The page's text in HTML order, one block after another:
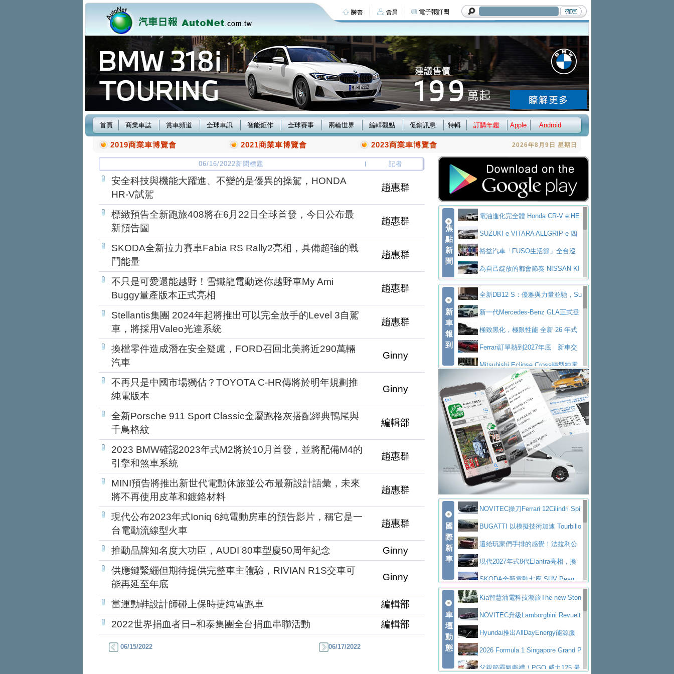
首頁 商業車誌 賞車頻道 全球車訊 智能鉅作 全球賽事 兩輪世界 編輯觀點 促銷訊息 特輯 訂購年鑑 Apple Android
2019商業車博覽會 2021商業車博覽會 2023商業車博覽會 2026年8月9日 星期日
06/16/2022新聞標題 記者
安全科技與機能大躍進、不變的是優異的操駕，HONDA
HR-V試駕
趙惠群
標緻預告全新跑旅408將在6月22日全球首發，今日公布最
新預告圖
趙惠群
SKODA全新拉力賽車Fabia RS Rally2亮相，具備超強的戰
鬥能量
趙惠群
不只是可愛還能越野！雪鐵龍電動迷你越野車My Ami
Buggy量產版本正式亮相
趙惠群
Stellantis集團 2024年起將推出可以完全放手的Level 3自駕
車，將採用Valeo光達系統
趙惠群
換檔零件造成潛在安全疑慮，FORD召回北美將近290萬輛
汽車
Ginny
不再只是中國市場獨佔？TOYOTA C-HR傳將於明年規劃推
純電版本
Ginny
全新Porsche 911 Sport Classic金屬跑格灰搭配經典鴨尾與
千鳥格紋
編輯部
2023 BMW確認2023年式M2將於10月首發，並將配備M4的
引擎和煞車系統
趙惠群
MINI預告將推出新世代電動休旅並公布最新設計語彙，未來
將不再使用皮革和鍍鉻材料
趙惠群
現代公布2023年式Ioniq 6純電動房車的預告影片，稱它是一
台電動流線型火車
趙惠群
推動品牌知名度大功臣，AUDI 80車型慶50周年紀念
Ginny
供應鏈緊繃但期待提供完整車主體驗，RIVIAN R1S交車可
能再延至年底
Ginny
當運動鞋設計師碰上保時捷純電跑車
編輯部
2022世界捐血者日–和泰集團全台捐血串聯活動
編輯部
06/15/2022 06/17/2022
焦
點
新
聞
電油進化完全體 Honda CR-V e:HE
V PrestigeSUZUKI e VITARA ALLGRIP-e 四
驅精神的純電新詮釋
裕益汽車「FUSO生活節」全台巡
迴 結合生活體驗、交通安全與購車優惠
為自己綻放的都會節奏 NISSAN KI
CKS SAKURA為品味獨具層峰買家打造的頂級座
駕，MAZDA CX-90 33T AWD Premium Ca
ptain Seat
EV
技的座駕! Ford Territory中型油電休旅
SO Super Great今日在台登場，結合先進安
ntis四品牌經銷權，全新多品牌旗艦展示中
心開幕啟用
屏東特搜大隊再添新利器 SITRAK
救助器材車買氣不衰、SUZUKI經銷商勇於開啟
全新大店，新北都鈴木占地500坪土城旗艦
展示中心開幕
2025第七屆ISUZU運轉職人挑戰賽
熱血登場 展現極致車技與專業職人精神
H2GP世界總決賽圓滿落幕 台灣團
隊表現精彩淨零減碳指標性應用 純電動水泥預
拌車 消防車除了滅火裝備還需要什麼？
一探SITRAK “準” 消防車的究竟
大益金龍初試啼聲，汽柴油5噸貨車
不是對手正宗年鑑2025年全球自動車年鑑1月
下旬問世！2024第六屆ISUZU運轉職人挑戰賽
首度前進南台灣熱烈開戰
豪華電能休旅新星 Audi Q4 Sportba
ck 55 e-tron S lineScania Taiwan 逆風而行，加深力
道投資布局
新
車
報
到
全新DB12 S：優雅與力量並馳，Su
per Tourer的顛峰之作
新一代Mercedes-Benz GLA正式登
場 續航最高657公里、支援320kW快充
極致黑化，極限性能 全新 26 年式
DEFENDER OCTA BLACK 限量登台
Ferrari訂單熱到2027年底 新車交
付至少得等一年以上
Mitsubishi Eclipse Cross轉型純電
休旅 87kWh電池續航超過600公里
全新BMW 318i Touring豪華旅行車
全台限量200台 進化現型
不等零關稅的紅利，Jeep品牌今日
起展開首批車交車
Volvo EX60 即將叩關，靜肅性、底
盤與數位介面搶先揭露
Audi Q9 將於 2026 年底上市 旗艦
大型 SUV 鎖定七人座豪華市場
BMW攜手漫威電影【蜘蛛人：重生
日】 Skoda 發表全新 Peaq 內裝：七人
座純電旗艦 SUV，行李廂最大可達 935 公
升
全新純電 Mercedes-Benz C 400 4
MATIC Electric 登場
奢華與科技大躍進，MAZDA全新3
代CX-5全方位進化提前亮相並展開預售94.9
萬起
馬自達公布 2027 年式 MX-5 更
新，新增 Yakudo 特別版
Skoda Peaq 發表全新電動動力系
統 最長續航逾 640 公里、支援雙向供電
BMW M2 首度導入 xDrive 四驅，
美國與瑞士需求成關鍵推手
The all-new T-Roc 魅力 自成焦點
Maserati GT2 Stradale「Tribute to
MC12」全球首度亮相
迎接 RANGE ROVER 品牌家族第
五位成員 全新 RANGE ROVER GT 預告登
場
造型華麗時尚、科技座艙再進化，P
eugeot 208小改款發表上市94.8萬起
國
際
新
車
NOVITEC操刀Ferrari 12Cilindri Spi
der 碳纖維空力、鍛造輪圈與Inconel排氣
上身
BUGATTI 以模擬技術加速 Tourbillo
n 動態開發還給玩家們手排的感覺！法拉利公
布12Cilidri Manaule手排超跑產品細節
現代2027年式8代Elantra亮相，換
裝更銳利的造型、更先進的資訊娛樂系統及
更高效的動力
SKODA全新電動七座 SUV Peaq
問世，擁有品牌史上最寬敞且豪華的座艙
AUDI推出首款高性能油電超跑Nuvo
lari，0到100公里加速2.6秒、極速350公里
／小時
百年三叉戟傳奇再啟程 Maserati 重
返 1000 Miglia 傳承競速榮耀
法拉利首款純電跑車Luce亮相，最
大馬力超過1000匹並具備530公里最大續航
里程
小車大空間、座艙科技更先進，SK
ODA發表全新純電跨界休旅Eipq祭平民化車
賓士AMG.EA專屬平台首作，Merc
車
壇
動
態
Kia智慧油電科技潮旅The new Ston
ic 1-7月累計銷量創歷史新高
NOVITEC升級Lamborghini Revuelt
o 綜效輸出增至1,048匹
Hyundai推出AllDayEnergy能源服
務 讓電動車化身行動儲能系統
2026 Formula 1 Singapore Grand P
rix 新加坡大獎賽 Audi 極速之旅開放報名
父親節霸氣獻禮！PGO 威力125 最